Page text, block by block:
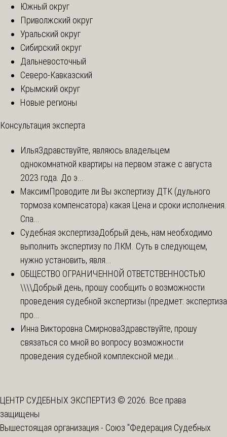
Южный округ
Приволжский округ
Уральский округ
Сибирский округ
Дальневосточный
Северо-Кавказский
Крымский округ
Новые регионы
Консультация эксперта
ИльяЗдравствуйте, являюсь владельцем
однокомнатной квартиры на первом этаже с августа
2023 года. До э...
МаксимПроводите ли Вы экспертизу ДТК (дульного
тормоза компенсатора) какая Цена и сроки исполнения.
Спа...
Судебная экспертизаДобрый день, нам необходимо
выполнить экспертизу по ЛКМ. Суть в следующем,
нужно установить, явля...
ОБЩЕСТВО ОГРАНИЧЕННОЙ ОТВЕТСТВЕННОСТЬЮ
\\\\Добрый день, прошу сообщить о возможности
проведения судебной экспертизы (предмет: экспертиза
про...
Инна Викторовна СмирноваЗдравствуйте, прошу
связаться со мной во вопросу возможности
проведения судебной комплексной меди...
ЦЕНТР СУДЕБНЫХ ЭКСПЕРТИЗ © 2026. Все права
защищены
Вышестоящая организация - Союз "Федерация Судебных